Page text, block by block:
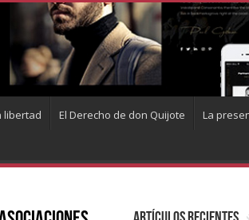
libertad El Derecho de don Quijote La